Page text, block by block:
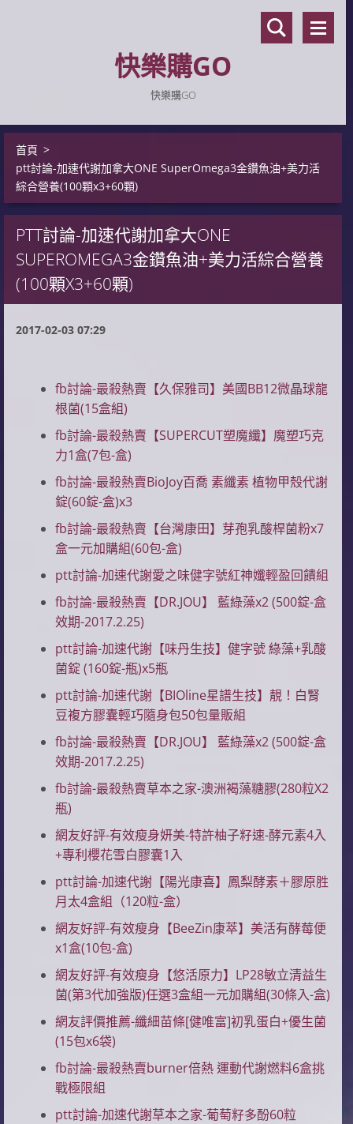
快樂購GO
快樂購GO
首頁 >
ptt討論-加速代謝加拿大ONE SuperOmega3金鑽魚油+美力活
綜合營養(100顆x3+60顆)
PTT討論-加速代謝加拿大ONE
SUPEROMEGA3金鑽魚油+美力活綜合營養
(100顆X3+60顆)
2017-02-03 07:29
fb討論-最殺熱賣【久保雅司】美國BB12微晶球龍
根菌(15盒組)
fb討論-最殺熱賣【SUPERCUT塑魔纖】魔塑巧克
力1盒(7包-盒)
fb討論-最殺熱賣BioJoy百喬 素纖素 植物甲殼代謝
錠(60錠-盒)x3
fb討論-最殺熱賣【台灣康田】芽孢乳酸桿菌粉x7
盒一元加購組(60包-盒)
ptt討論-加速代謝愛之味健字號紅神孅輕盈回饋組
fb討論-最殺熱賣【DR.JOU】 藍綠藻x2 (500錠-盒
效期-2017.2.25)
ptt討論-加速代謝【味丹生技】健字號 綠藻+乳酸
菌錠 (160錠-瓶)x5瓶
ptt討論-加速代謝【BIOline星譜生技】靚！白腎
豆複方膠囊輕巧隨身包50包量販組
fb討論-最殺熱賣【DR.JOU】 藍綠藻x2 (500錠-盒
效期-2017.2.25)
fb討論-最殺熱賣草本之家-澳洲褐藻糖膠(280粒X2
瓶)
網友好評-有效瘦身妍美-特許柚子籽速-酵元素4入
+專利櫻花雪白膠囊1入
ptt討論-加速代謝【陽光康喜】鳳梨酵素＋膠原胜
月太4盒組（120粒-盒）
網友好評-有效瘦身【BeeZin康萃】美活有酵莓便
x1盒(10包-盒)
網友好評-有效瘦身【悠活原力】LP28敏立清益生
菌(第3代加強版)任選3盒組一元加購組(30條入-盒)
網友評價推薦-纖細苗條[健唯富]初乳蛋白+優生菌
(15包x6袋)
fb討論-最殺熱賣burner倍熱 運動代謝燃料6盒挑
戰極限組
ptt討論-加速代謝草本之家-葡萄籽多酚60粒